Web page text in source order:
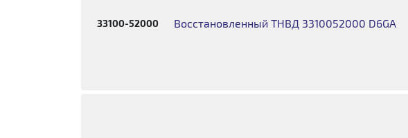
33100-52000 Восстановленный ТНВД 3310052000 D6GA